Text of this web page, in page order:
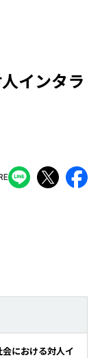
インタラ
における対人イ